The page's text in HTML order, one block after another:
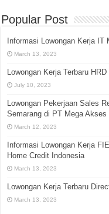
Popular Post
Informasi Lowongan Kerja
March 13, 2023
Lowongan Kerja Terbaru
July 10, 2023
Lowongan Pekerjaan Sales
Semarang di PT Mega Akses
March 12, 2023
Informasi Lowongan Kerja
Home Credit Indonesia
March 13, 2023
Lowongan Kerja Terbaru
March 13, 2023